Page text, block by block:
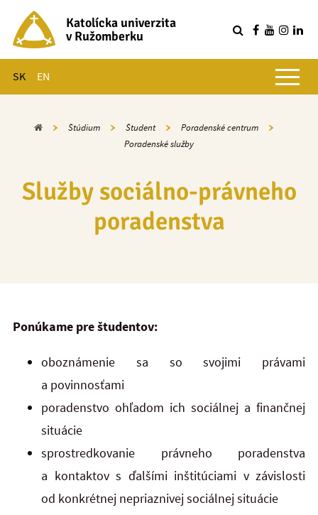
Katolícka univerzita
v Ružomberku
SK EN
Hlavné menu
DomovŠtúdium Študent
Poradenské centrum
Poradenské služby
Služby sociálno-právneho
poradenstva
Ponúkame pre študentov:
oboznámenie sa so svojimi právami
a povinnosťami
poradenstvo ohľadom ich sociálnej a finančnej
situácie
sprostredkovanie právneho poradenstva
a kontaktov s ďalšími inštitúciami v závislosti
od konkrétnej nepriaznivej sociálnej situácie